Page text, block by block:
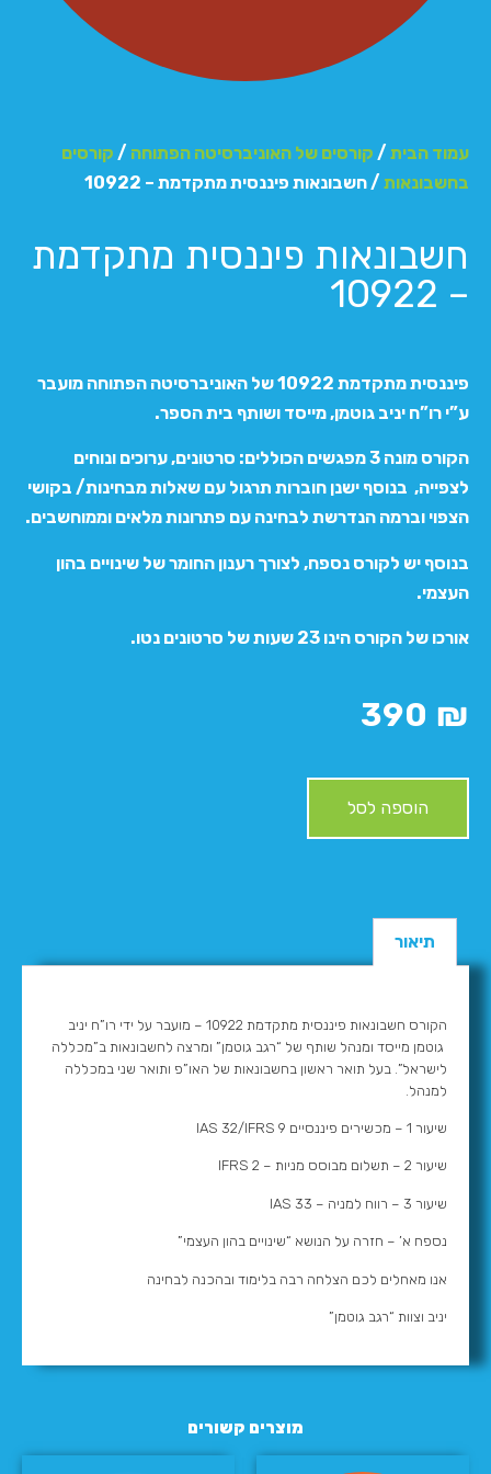
עמוד הבית / קורסים של האוניברסיטה הפתוחה / קורסים
בחשבונאות / חשבונאות פיננסית מתקדמת – 10922
חשבונאות פיננסית מתקדמת
– 10922
פיננסית מתקדמת 10922 של האוניברסיטה הפתוחה מועבר
ע”י רו”ח יניב גוטמן, מייסד ושותף בית הספר.
הקורס מונה 3 מפגשים הכוללים: סרטונים, ערוכים ונוחים
לצפייה, בנוסף ישנן חוברות תרגול עם שאלות מבחינות/ בקושי
הצפוי וברמה הנדרשת לבחינה עם פתרונות מלאים וממוחשבים.
בנוסף יש לקורס נספח, לצורך רענון החומר של שינויים בהון
העצמי.
אורכו של הקורס הינו 23 שעות של סרטונים נטו.
390 ₪
הוספה לסל
מוצרים קשורים
תיאור
הקורס חשבונאות פיננסית מתקדמת 10922 – מועבר על ידי רו”ח יניב
גוטמן מייסד ומנהל שותף של “רגב גוטמן” ומרצה לחשבונאות ב”מכללה
לישראל”. בעל תואר ראשון בחשבונאות של האו”פ ותואר שני במכללה
למנהל.
שיעור 1 – מכשירים פיננסיים IAS 32/IFRS 9
שיעור 2 – תשלום מבוסס מניות – IFRS 2
שיעור 3 – רווח למניה – IAS 33
נספח א’ – חזרה על הנושא “שינויים בהון העצמי”
אנו מאחלים לכם הצלחה רבה בלימוד ובהכנה לבחינה
יניב וצוות “רגב גוטמן”